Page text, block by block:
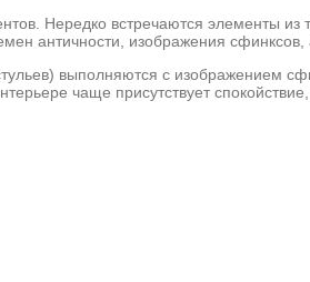
Нередко встречаются элементы из
античности, изображения сфинксов,
выполняются с изображением
чаще присутствует спокойствие,